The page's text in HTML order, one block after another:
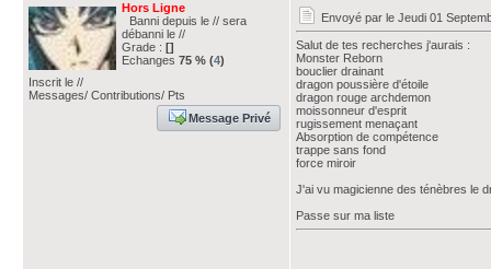
Hors Ligne
Banni depuis le // sera
débanni le //
Grade : []
Echanges 75 % (4)
Inscrit le //
Messages/ Contributions/ Pts
Message Privé
Envoyé par le Jeudi 01
Salut de tes recherches j'aurais :
Monster Reborn
bouclier drainant
dragon poussière d'étoile
dragon rouge archdemon
moissonneur d'esprit
rugissement menaçant
Absorption de compétence
trappe sans fond
force miroir
J'ai vu magicienne des ténèbres le
Passe sur ma liste